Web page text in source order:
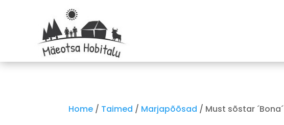
Home / Taimed / Marjapõõsad / Must sõstar ´Bona´